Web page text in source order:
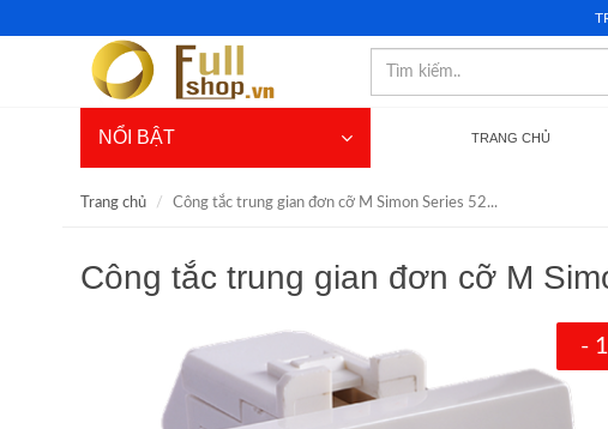
NỔI BẬT TRANG CHỦ
Trang chủ Công tắc trung gian đơn cỡ M Simon Series 52...
Công tắc trung gian đơn cỡ M
-